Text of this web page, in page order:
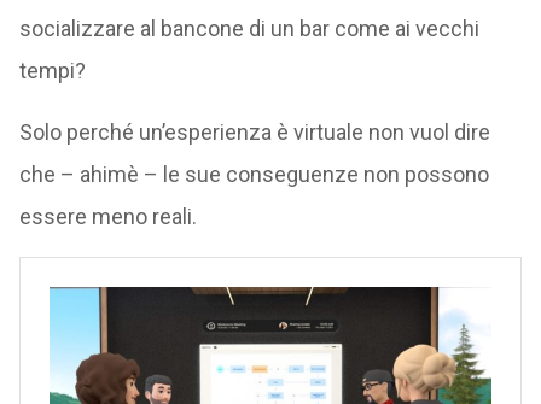
socializzare al bancone di un bar come ai vecchi
tempi?
Solo perché un’esperienza è virtuale non vuol dire
che – ahimè – le sue conseguenze non possono
essere meno reali.